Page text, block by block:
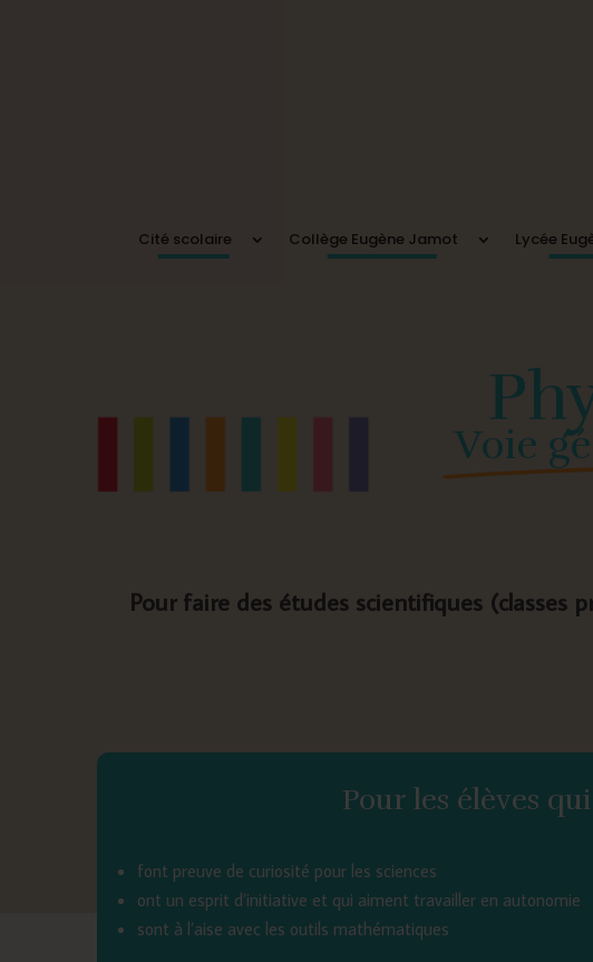
Cité scolaire Collège Eugène Jamot Lycée
Voie
Pour faire des études scientifiques (classes
Pour les élèves
font preuve de curiosité pour les sciences
ont un esprit d’initiative et qui aiment travailler en autonomie
sont à l’aise avec les outils mathématiques